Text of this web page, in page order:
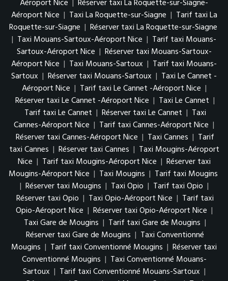
Aéroport Nice | Réserver taxi La Roquette-sur-Siagne-
Aéroport Nice | Taxi La Roquette-sur-Siagne | Tarif taxi La
Roquette-sur-Siagne | Réserver taxi La Roquette-sur-Siagne
| Taxi Mouans-Sartoux-Aéroport Nice | Tarif taxi Mouans-
Sartoux-Aéroport Nice | Réserver taxi Mouans-Sartoux-
Aéroport Nice | Taxi Mouans-Sartoux | Tarif taxi Mouans-
Sartoux | Réserver taxi Mouans-Sartoux | Taxi Le Cannet -
Aéroport Nice | Tarif taxi Le Cannet -Aéroport Nice |
Réserver taxi Le Cannet -Aéroport Nice | Taxi Le Cannet |
Tarif taxi Le Cannet | Réserver taxi Le Cannet | Taxi
Cannes-Aéroport Nice | Tarif taxi Cannes-Aéroport Nice |
Réserver taxi Cannes-Aéroport Nice | Taxi Cannes | Tarif
taxi Cannes | Réserver taxi Cannes | Taxi Mougins-Aéroport
Nice | Tarif taxi Mougins-Aéroport Nice | Réserver taxi
Mougins-Aéroport Nice | Taxi Mougins | Tarif taxi Mougins
| Réserver taxi Mougins | Taxi Opio | Tarif taxi Opio |
Réserver taxi Opio | Taxi Opio-Aéroport Nice | Tarif taxi
Opio-Aéroport Nice | Réserver taxi Opio-Aéroport Nice |
Taxi Gare de Mougins | Tarif taxi Gare de Mougins |
Réserver taxi Gare de Mougins | Taxi Conventionné
Mougins | Tarif taxi Conventionné Mougins | Réserver taxi
Conventionné Mougins | Taxi Conventionné Mouans-
Sartoux | Tarif taxi Conventionné Mouans-Sartoux |